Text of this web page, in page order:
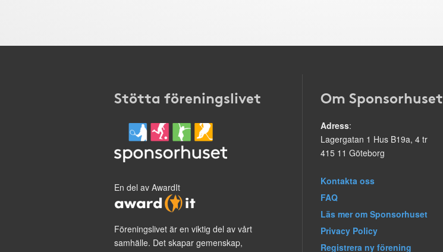
Stötta föreningslivet
En del av AwardIt
Föreningslivet är en viktig del av vårt
samhälle. Det skapar gemenskap,
Om Sponsorhuset
Adress:
Lagergatan 1 Hus B19a, 4 tr
415 11 Göteborg
Kontakta oss
FAQ
Läs mer om Sponsorhuset
Privacy Policy
Registrera ny förening